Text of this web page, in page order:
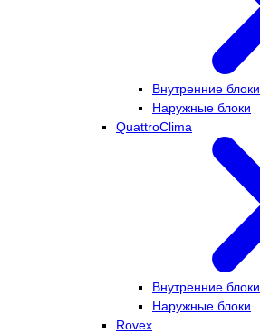
Внутренние блоки
Наружные блоки
QuattroClima
Внутренние блоки
Наружные блоки
Rovex